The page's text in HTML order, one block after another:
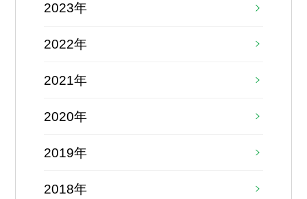
2023年
2022年
2021年
2020年
2019年
2018年